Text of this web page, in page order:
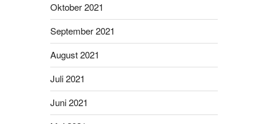
Oktober 2021
September 2021
August 2021
Juli 2021
Juni 2021